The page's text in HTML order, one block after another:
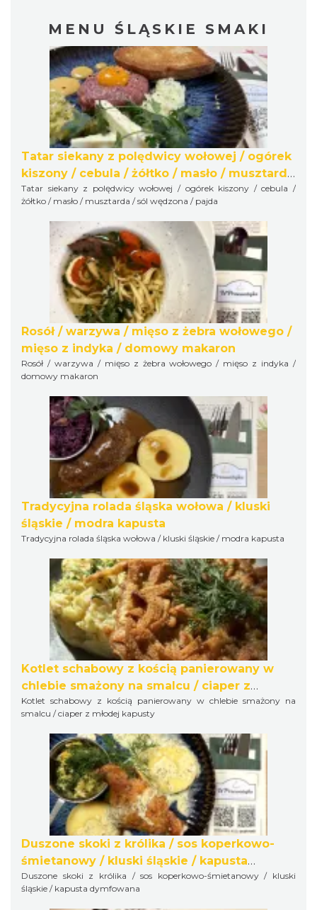
MENU ŚLĄSKIE SMAKI
Tatar siekany z polędwicy wołowej / ogórek
kiszony / cebula / żółtko / masło / musztarda
/ sól wędzona / pajda
Tatar siekany z polędwicy wołowej / ogórek kiszony / cebula /
żółtko / masło / musztarda / sól wędzona / pajda
Rosół / warzywa / mięso z żebra wołowego /
mięso z indyka / domowy makaron
Rosół / warzywa / mięso z żebra wołowego / mięso z indyka /
domowy makaron
Tradycyjna rolada śląska wołowa / kluski
śląskie / modra kapusta
Tradycyjna rolada śląska wołowa / kluski śląskie / modra kapusta
Kotlet schabowy z kością panierowany w
chlebie smażony na smalcu / ciaper z
młodej kapusty
Kotlet schabowy z kością panierowany w chlebie smażony na
smalcu / ciaper z młodej kapusty
Duszone skoki z królika / sos koperkowo-
śmietanowy / kluski śląskie / kapusta
dymfowana
Duszone skoki z królika / sos koperkowo-śmietanowy / kluski
śląskie / kapusta dymfowana